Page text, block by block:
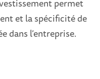
et la spécificité de
dans l’entreprise.